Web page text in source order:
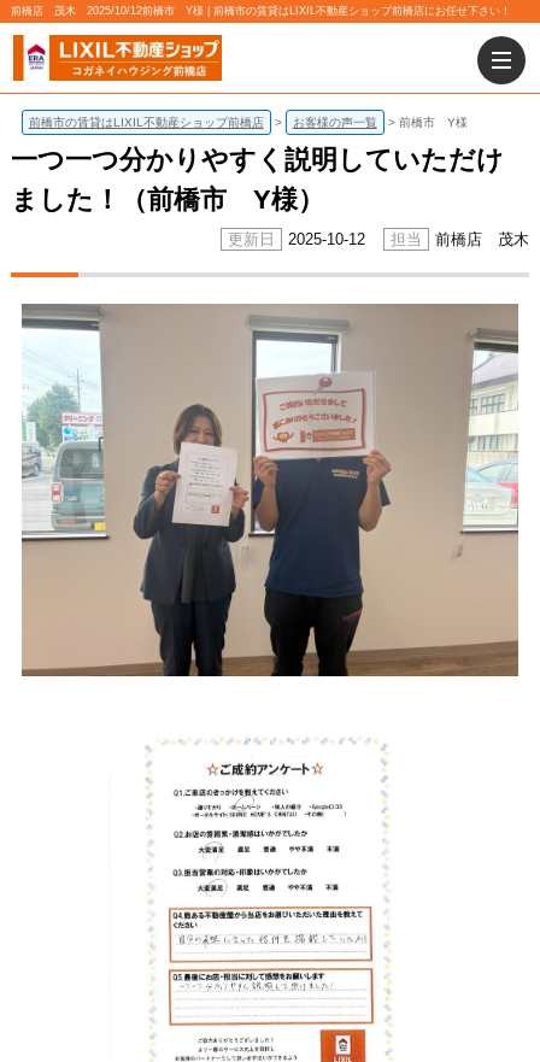
前橋店 茂木 2025/10/12前橋市 Y様 | 前橋市の賃貸はLIXIL不動産ショップ前橋店にお任せ下さい！
前橋市の賃貸はLIXIL不動産ショップ前橋店 お客様の声一覧 前橋市 Y様
一つ一つ分かりやすく説明していただけ
ました！（前橋市 Y様）
2025-10-12 前橋店 茂木